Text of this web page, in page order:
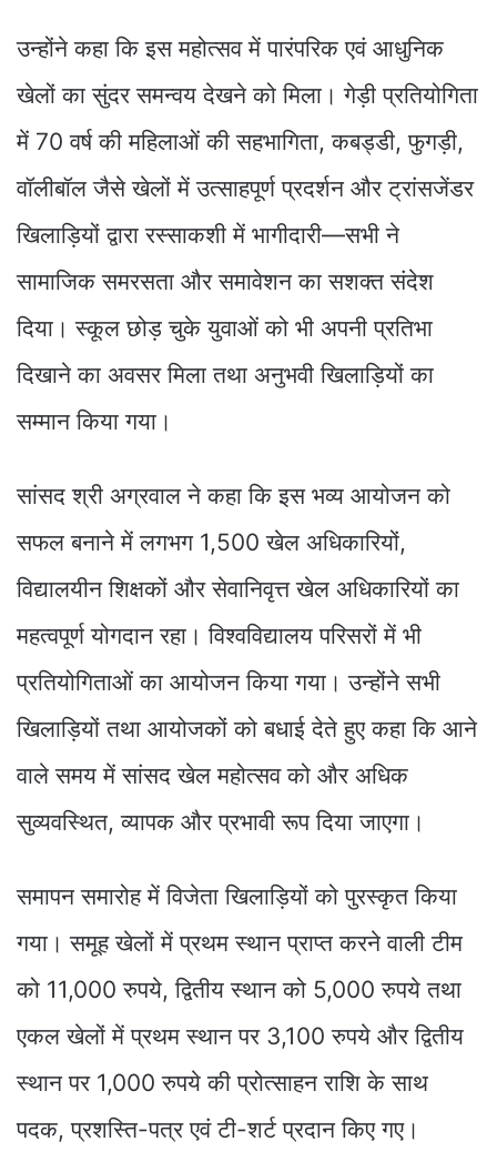
उन्होंने कहा कि इस महोत्सव में पारंपरिक एवं आधुनिक
खेलों का सुंदर समन्वय देखने को मिला। गेड़ी प्रतियोगिता
में 70 वर्ष की महिलाओं की सहभागिता, कबड्डी, फुगड़ी,
वॉलीबॉल जैसे खेलों में उत्साहपूर्ण प्रदर्शन और ट्रांसजेंडर
खिलाड़ियों द्वारा रस्साकशी में भागीदारी—सभी ने
सामाजिक समरसता और समावेशन का सशक्त संदेश
दिया। स्कूल छोड़ चुके युवाओं को भी अपनी प्रतिभा
दिखाने का अवसर मिला तथा अनुभवी खिलाड़ियों का
सम्मान किया गया।
सांसद श्री अग्रवाल ने कहा कि इस भव्य आयोजन को
सफल बनाने में लगभग 1,500 खेल अधिकारियों,
विद्यालयीन शिक्षकों और सेवानिवृत्त खेल अधिकारियों का
महत्वपूर्ण योगदान रहा। विश्वविद्यालय परिसरों में भी
प्रतियोगिताओं का आयोजन किया गया। उन्होंने सभी
खिलाड़ियों तथा आयोजकों को बधाई देते हुए कहा कि आने
वाले समय में सांसद खेल महोत्सव को और अधिक
सुव्यवस्थित, व्यापक और प्रभावी रूप दिया जाएगा।
समापन समारोह में विजेता खिलाड़ियों को पुरस्कृत किया
गया। समूह खेलों में प्रथम स्थान प्राप्त करने वाली टीम
को 11,000 रुपये, द्वितीय स्थान को 5,000 रुपये तथा
एकल खेलों में प्रथम स्थान पर 3,100 रुपये और द्वितीय
स्थान पर 1,000 रुपये की प्रोत्साहन राशि के साथ
पदक, प्रशस्ति-पत्र एवं टी-शर्ट प्रदान किए गए।